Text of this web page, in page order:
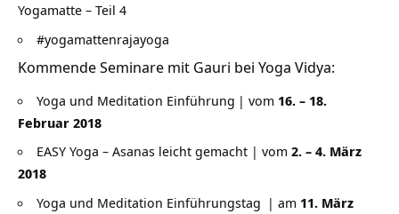
Yogamatte – Teil 4
#yogamattenrajayoga
Kommende Seminare mit Gauri bei Yoga Vidya:
Yoga und Meditation Einführung | vom 16. – 18.
Februar 2018
EASY Yoga – Asanas leicht gemacht | vom 2. – 4. März
2018
Yoga und Meditation Einführungstag | am 11. März